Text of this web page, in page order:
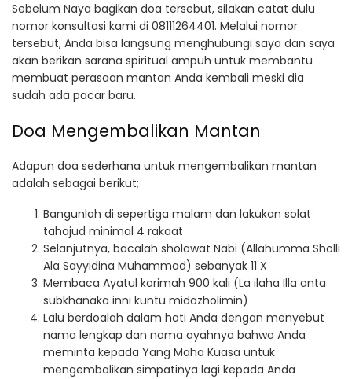
Sebelum Naya bagikan doa tersebut, silakan catat dulu
nomor konsultasi kami di 08111264401. Melalui nomor
tersebut, Anda bisa langsung menghubungi saya dan saya
akan berikan sarana spiritual ampuh untuk membantu
membuat perasaan mantan Anda kembali meski dia
sudah ada pacar baru.
Doa Mengembalikan Mantan
Adapun doa sederhana untuk mengembalikan mantan
adalah sebagai berikut;
Bangunlah di sepertiga malam dan lakukan solat
tahajud minimal 4 rakaat
Selanjutnya, bacalah sholawat Nabi (Allahumma Sholli
Ala Sayyidina Muhammad) sebanyak 11 X
Membaca Ayatul karimah 900 kali (La ilaha Illa anta
subkhanaka inni kuntu midazholimin)
Lalu berdoalah dalam hati Anda dengan menyebut
nama lengkap dan nama ayahnya bahwa Anda
meminta kepada Yang Maha Kuasa untuk
mengembalikan simpatinya lagi kepada Anda